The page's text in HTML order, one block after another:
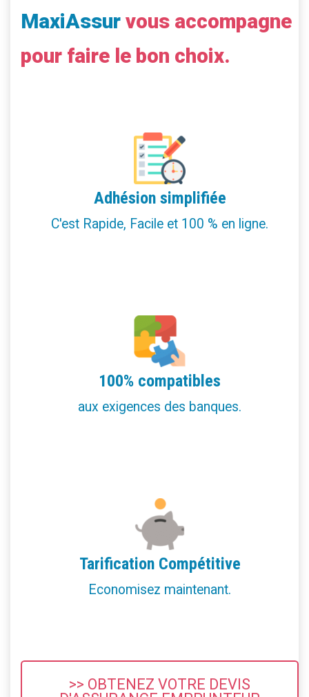
MaxiAssur vous accompagne
pour faire le bon choix.
Adhésion simplifiée
C'est Rapide, Facile et 100 % en ligne.
100% compatibles
aux exigences des banques.
Tarification Compétitive
Economisez maintenant.
>> OBTENEZ VOTRE DEVIS